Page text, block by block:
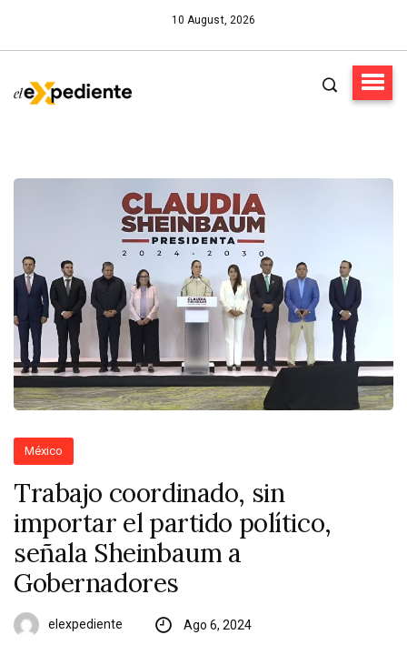
10 August, 2026
México
Trabajo coordinado, sin
importar el partido político,
señala Sheinbaum a
Gobernadores
elexpediente Ago 6, 2024